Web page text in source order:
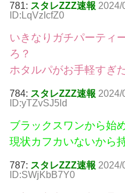
781: スタレZZZ速報 2024/
ID:LqVzIcfZ0
いきなりガチパーティ
ろ？
ホタルパがお手軽すぎ
784: スタレZZZ速報 2024/
ID:yTZvSJ5ld
ブラックスワンから始
現状カフカいないから
787: スタレZZZ速報 2024/
ID:SWjKbB7Y0